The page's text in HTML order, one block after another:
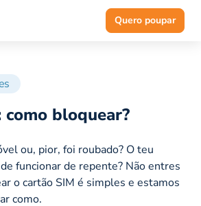
Quero poupar
como bloquear?
ou, pior, foi roubado? O teu
funcionar de repente? Não entres
o cartão SIM é simples e estamos
como.